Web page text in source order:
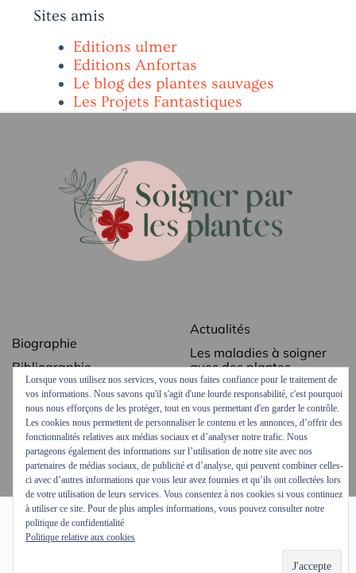
Sites amis
Editions ulmer
Editions Anfortas
Le blog des plantes sauvages
Les Projets Fantastiques
Biographie
Bibliographie
Revue de presse
Contact
Mentions légales
Actualités
Les maladies à soigner
avec des plantes
Les secrets des plantes
médicinales
Ordonnances vertes
Podcasts et vidéos
Lorsque vous utilisez nos services, vous nous faites confiance pour le traitement de
vos informations. Nous savons qu'il s'agit d'une lourde responsabilité, c'est pourquoi
nous nous efforçons de les protéger, tout en vous permettant d'en garder le contrôle.
Les cookies nous permettent de personnaliser le contenu et les annonces, d’offrir des
fonctionnalités relatives aux médias sociaux et d’analyser notre trafic. Nous
partageons également des informations sur l’utilisation de notre site avec nos
partenaires de médias sociaux, de publicité et d’analyse, qui peuvent combiner celles-
ci avec d’autres informations que vous leur avez fournies et qu’ils ont collectées lors
de votre utilisation de leurs services. Vous consentez à nos cookies si vous continuez
à utiliser ce site. Pour de plus amples informations, vous pouvez consulter notre
politique de confidentialité
Politique relative aux cookies